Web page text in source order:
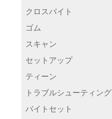
クロスバイト
ゴム
スキャン
セットアップ
ティーン
トラブルシューティング
バイトセット